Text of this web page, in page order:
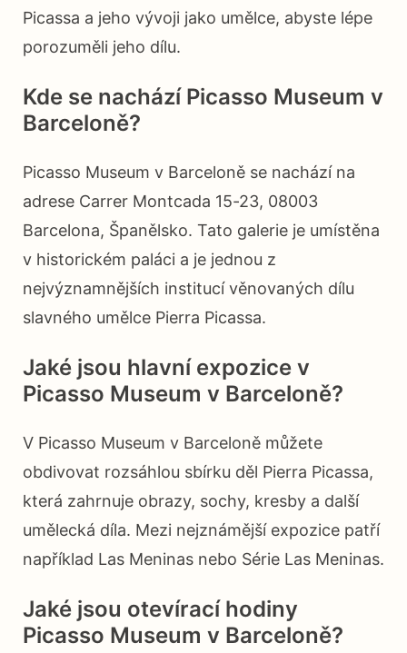
Picassa a jeho vývoji jako umělce, abyste lépe
porozuměli jeho dílu.
Kde se nachází Picasso Museum v
Barceloně?
Picasso Museum v Barceloně se nachází na
adrese Carrer Montcada 15-23, 08003
Barcelona, Španělsko. Tato galerie je umístěna
v historickém paláci a je jednou z
nejvýznamnějších institucí věnovaných dílu
slavného umělce Pierra Picassa.
Jaké jsou hlavní expozice v
Picasso Museum v Barceloně?
V Picasso Museum v Barceloně můžete
obdivovat rozsáhlou sbírku děl Pierra Picassa,
která zahrnuje obrazy, sochy, kresby a další
umělecká díla. Mezi nejznámější expozice patří
například Las Meninas nebo Série Las Meninas.
Jaké jsou otevírací hodiny
Picasso Museum v Barceloně?